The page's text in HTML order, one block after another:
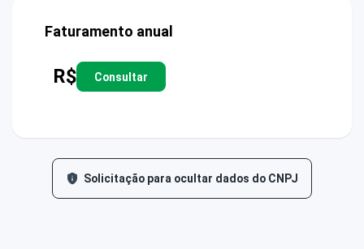
Faturamento anual
R$ Consultar
Solicitação para ocultar dados do CNPJ